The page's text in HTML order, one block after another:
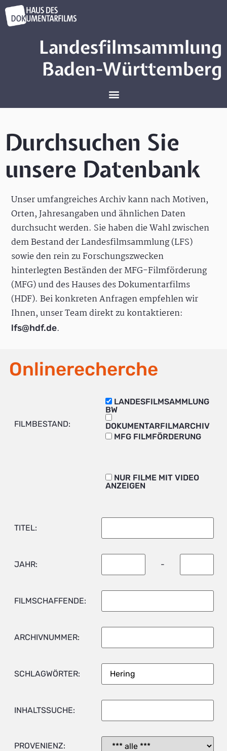
Landesfilmsammlung
Baden-Württemberg
Durchsuchen Sie
unsere Datenbank
Unser umfangreiches Archiv kann nach Motiven,
Orten, Jahresangaben und ähnlichen Daten
durchsucht werden. Sie haben die Wahl zwischen
dem Bestand der Landesfilmsammlung (LFS)
sowie den rein zu Forschungszwecken
hinterlegten Beständen der MFG-Filmförderung
(MFG) und des Hauses des Dokumentarfilms
(HDF). Bei konkreten Anfragen empfehlen wir
Ihnen, unser Team direkt zu kontaktieren:
lfs@hdf.de.
Onlinerecherche
FILMBESTAND:
LANDESFILMSAMMLUNG
BW
DOKUMENTARFILMARCHIV
MFG FILMFÖRDERUNG
NUR FILME MIT VIDEO
ANZEIGEN
TITEL:
JAHR: -
FILMSCHAFFENDE:
ARCHIVNUMMER:
SCHLAGWÖRTER:
INHALTSSUCHE:
PROVENIENZ: